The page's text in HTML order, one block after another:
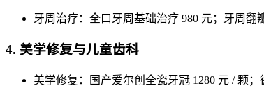
牙周治疗：全口牙周基础治疗 980 元；牙周翻
4. 美学修复与儿童齿科
美学修复：国产爱尔创全瓷牙冠 1280 元 / 颗